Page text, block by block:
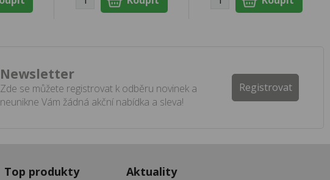
Newsletter
Zde se můžete registrovat k odběru novinek a
neunikne Vám žádná akční nabídka a sleva!
Registrovat
Top produkty Aktuality